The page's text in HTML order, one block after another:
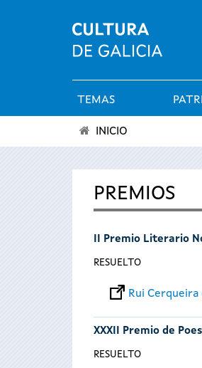
Menú
principal
TEMAS
encuentra
aquí
INICIO
PREMIOS
II Premio Literario
RESUELTO
Rui
XXXII Premio de
RESUELTO